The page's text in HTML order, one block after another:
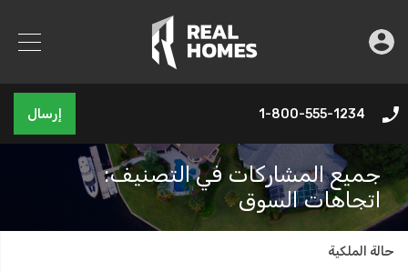
1-800-555-1234 إرسال
جميع المشاركات في التصنيف:
اتجاهات السوق
حالة الملكية